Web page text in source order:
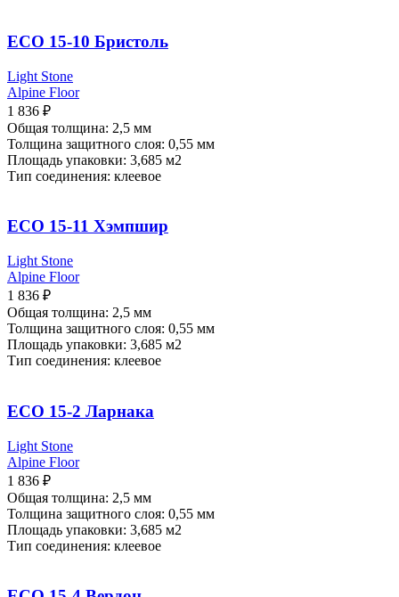
ECO 15-10 Бристоль
Light Stone
Alpine Floor
1 836 ₽
Общая толщина: 2,5 мм
Толщина защитного слоя: 0,55 мм
Площадь упаковки: 3,685 м2
Тип соединения: клеевое
ECO 15-11 Хэмпшир
Light Stone
Alpine Floor
1 836 ₽
Общая толщина: 2,5 мм
Толщина защитного слоя: 0,55 мм
Площадь упаковки: 3,685 м2
Тип соединения: клеевое
ECO 15-2 Ларнака
Light Stone
Alpine Floor
1 836 ₽
Общая толщина: 2,5 мм
Толщина защитного слоя: 0,55 мм
Площадь упаковки: 3,685 м2
Тип соединения: клеевое